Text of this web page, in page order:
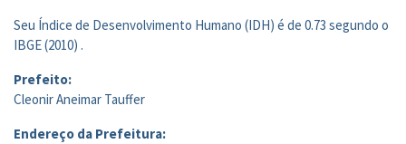
Seu Índice de Desenvolvimento Humano (IDH) é de 0.73 segundo o
IBGE (2010) .
Prefeito:
Cleonir Aneimar Tauffer
Endereço da Prefeitura: